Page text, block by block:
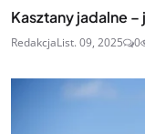
Kasztany jadalne
RedakcjaList. 09, 2025 0